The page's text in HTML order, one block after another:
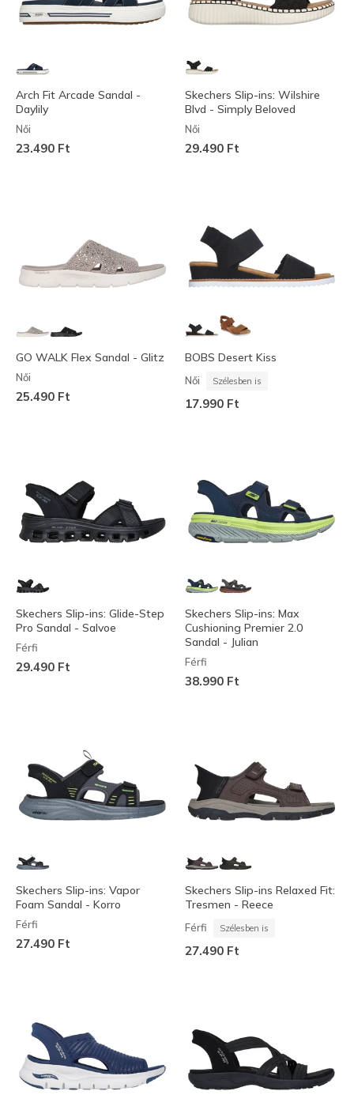
Arch Fit Arcade Sandal -
Daylily
Női
23.490 Ft
Skechers Slip-ins: Wilshire
Blvd - Simply Beloved
Női
29.490 Ft
GO WALK Flex Sandal - Glitz
Női
25.490 Ft
BOBS Desert Kiss
Női Szélesben is
17.990 Ft
Skechers Slip-ins: Glide-Step
Pro Sandal - Salvoe
Férfi
29.490 Ft
Skechers Slip-ins: Max
Cushioning Premier 2.0
Sandal - Julian
Férfi
38.990 Ft
Skechers Slip-ins: Vapor
Foam Sandal - Korro
Férfi
27.490 Ft
Skechers Slip-ins Relaxed Fit:
Tresmen - Reece
Férfi Szélesben is
27.490 Ft